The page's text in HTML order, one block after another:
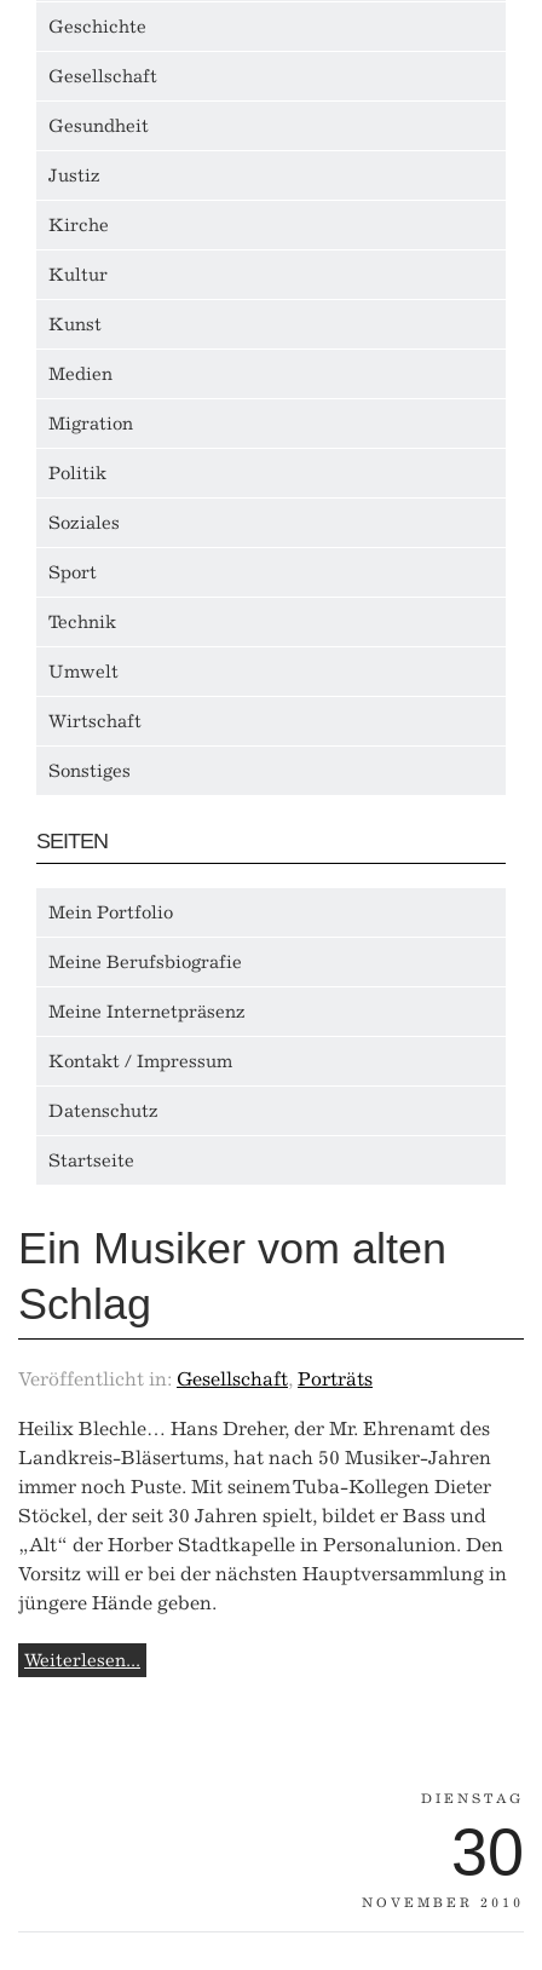
Geschichte
Gesellschaft
Gesundheit
Justiz
Kirche
Kultur
Kunst
Medien
Migration
Politik
Soziales
Sport
Technik
Umwelt
Wirtschaft
Sonstiges
SEITEN
Mein Portfolio
Meine Berufsbiografie
Meine Internetpräsenz
Kontakt / Impressum
Datenschutz
Startseite
Ein Musiker vom alten
Schlag
Veröffentlicht in: Gesellschaft, Porträts
Heilix Blechle… Hans Dreher, der Mr. Ehrenamt des
Landkreis-Bläsertums, hat nach 50 Musiker-Jahren
immer noch Puste. Mit seinem Tuba-Kollegen Dieter
Stöckel, der seit 30 Jahren spielt, bildet er Bass und
„Alt“ der Horber Stadtkapelle in Personalunion. Den
Vorsitz will er bei der nächsten Hauptversammlung in
jüngere Hände geben.
Weiterlesen...
DIENSTAG
30
NOVEMBER 2010